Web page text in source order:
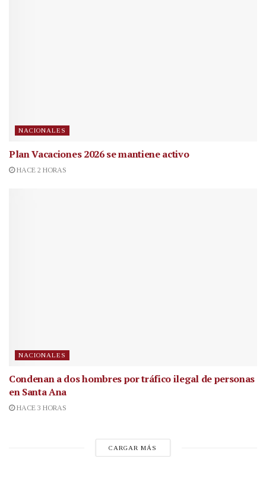
NACIONALES
Plan Vacaciones 2026 se mantiene activo
HACE 2 HORAS
NACIONALES
Condenan a dos hombres por tráfico ilegal de personas
en Santa Ana
HACE 3 HORAS
CARGAR MÁS